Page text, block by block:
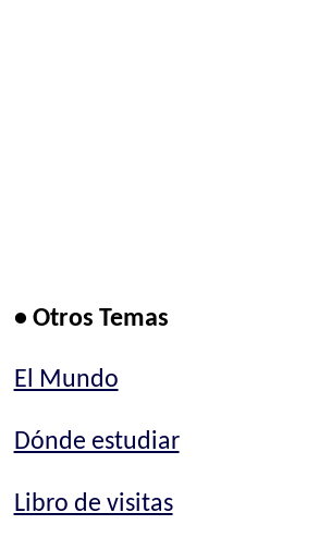
• Otros Temas
El Mundo
Dónde estudiar
Libro de visitas